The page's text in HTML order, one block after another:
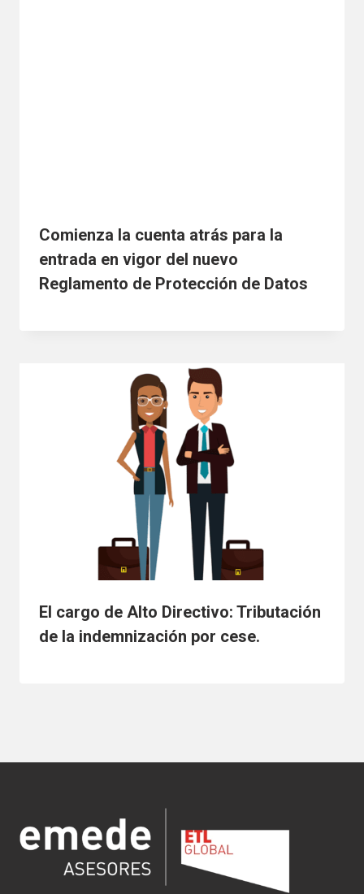
Comienza la cuenta atrás para la
entrada en vigor del nuevo
Reglamento de Protección de Datos
El cargo de Alto Directivo: Tributación
de la indemnización por cese.